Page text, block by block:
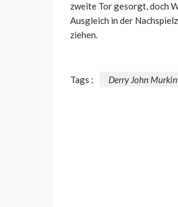
zweite Tor gesorgt, doch
Ausgleich in der
ziehen.
Tags : Derry John Murkin